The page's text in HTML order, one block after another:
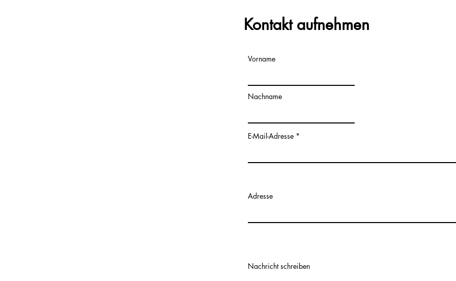
Kontakt aufnehmen
Vorname
Nachname
E-Mail-Adresse
Adresse
Nachricht schreiben